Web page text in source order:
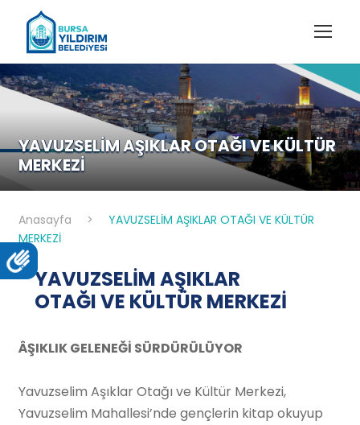
YAVUZSELİM AŞIKLAR OTAĞI VE KÜLTÜR
MERKEZİ
Anasayfa >
YAVUZSELİM AŞIKLAR OTAĞI VE KÜLTÜR
MERKEZİ
YAVUZSELİM AŞIKLAR
OTAĞI VE KÜLTÜR MERKEZİ
ÂŞIKLIK GELENEĞİ SÜRDÜRÜLÜYOR
Yavuzselim Aşıklar Otağı ve Kültür Merkezi,
Yavuzselim Mahallesi’nde gençlerin kitap okuyup